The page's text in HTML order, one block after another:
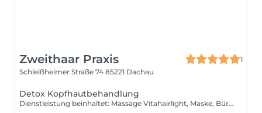
Zweithaar Praxis
1
Schleißheimer Straße 74 85221 Dachau
Detox Kopfhautbehandlung
Dienstleistung beinhaltet: Massage Vitahairlight, Maske, Bürstenmassage